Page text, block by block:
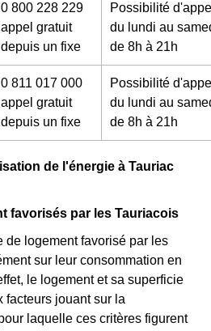
0 800 228 229
appel gratuit
depuis un fixe
Possibilité
du lundi au
de 8h à 21h
0 811 017 000
appel gratuit
depuis un fixe
Possibilité
du lundi au
de 8h à 21h
de l'énergie à Tauriac
favorisés par les Tauriacois
de logement favorisé par les
sur leur consommation en
le logement et sa superficie
facteurs jouant sur la
laquelle ces critères figurent